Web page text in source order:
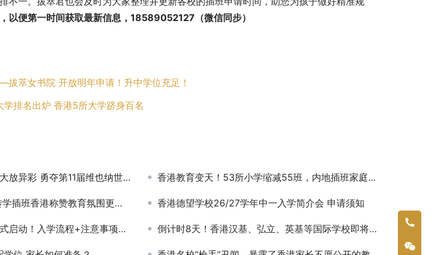
以便第一时间获取最新信息，18589052127（微信同步）
萃女书院 开放明年申请！升中学位充足！
排名出炉 香港5所大学跻身百名
勇夺第11届维也纳世界管弦乐节金奖 香港教育变天！53所小学缩减55班，内地插班家庭如何抓住机遇？
班香港称赞教育氛围更宽松 香港德望学校26/27学年中一入学简介会 申请须知
！入学流程+注意事项大公开！ 倒计时8天！香港汉基、弘立、英基等国际学校即将截止申请！错过再等一年！